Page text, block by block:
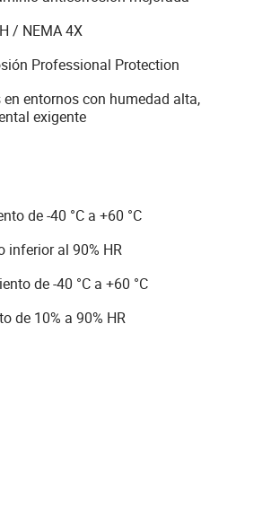
/ NEMA 4X
Professional Protection
entornos con humedad alta,
exigente
de -40 °C a +60 °C
inferior al 90% HR
de -40 °C a +60 °C
de 10% a 90% HR